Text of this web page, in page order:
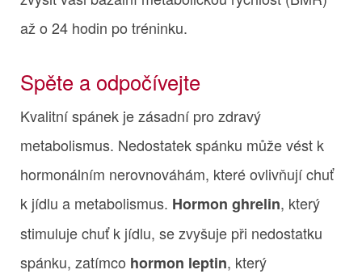
až o 24 hodin po tréninku.
Spěte a odpočívejte
Kvalitní spánek je zásadní pro zdravý
metabolismus. Nedostatek spánku může vést k
hormonálním nerovnováhám, které ovlivňují chuť
k jídlu a metabolismus. Hormon ghrelin, který
stimuluje chuť k jídlu, se zvyšuje při nedostatku
spánku, zatímco hormon leptin, který